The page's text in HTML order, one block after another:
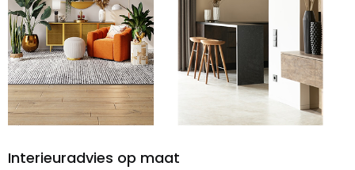
Interieuradvies op maat